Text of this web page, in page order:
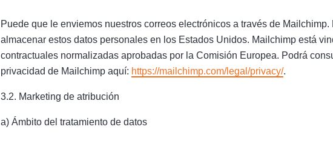
Puede que le enviemos nuestros correos electrónicos a través de
almacenar estos datos personales en los Estados Unidos. Mailchimp está
contractuales normalizadas aprobadas por la Comisión Europea. Podrá
privacidad de Mailchimp aquí: https://mailchimp.com/legal/privacy/.
3.2. Marketing de atribución
a) Ámbito del tratamiento de datos